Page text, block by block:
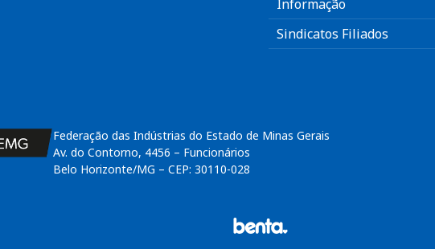
Informação
Sindicatos Filiados
Federação das Indústrias do Estado de Minas Gerais
Av. do Contorno, 4456 – Funcionários
Belo Horizonte/MG – CEP: 30110-028